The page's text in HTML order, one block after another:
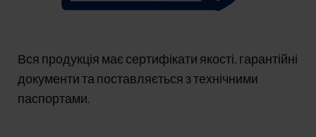
Вся продукція має сертифікати якості, гарантійні
документи та поставляється з технічними
паспортами.